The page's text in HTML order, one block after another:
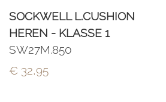
SOCKWELL L.CUSHION
HEREN - KLASSE 1
SW27M.850
€ 32,95